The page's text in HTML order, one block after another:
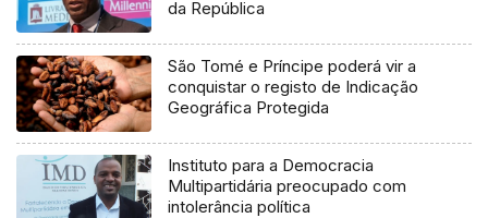
da República
São Tomé e Príncipe poderá vir a
conquistar o registo de Indicação
Geográfica Protegida
Instituto para a Democracia
Multipartidária preocupado com
intolerância política